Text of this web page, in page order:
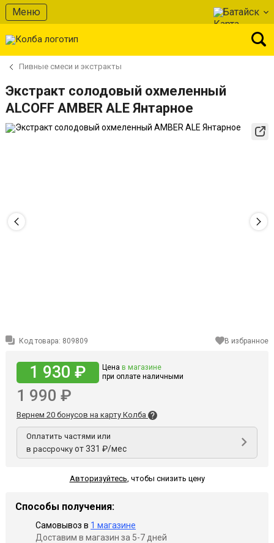
Меню Батайск
Пивные смеси и экстракты
Экстракт солодовый охмеленный
ALCOFF AMBER ALE Янтарное
Код товара: 809809 В избранное
1 930 ₽ Цена в магазине
при оплате наличными
1 990 ₽
Вернем 20 бонусов на карту Колба
Оплатить частями или
в рассрочку от 331 ₽/мес
Авторизуйтесь чтобы снизить цену
Способы получения:
Самовывоз в 1 магазине
Доставим в магазин за 5-7 дней